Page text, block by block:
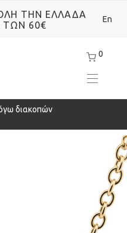
0
ΤΗΝ ΕΛΛΑΔΑ
ΤΩΝ 60€
En
διακοπών